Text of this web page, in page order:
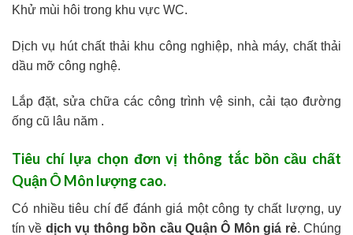
Khử mùi hôi trong khu vực WC.
Dịch vụ hút chất thải khu công nghiệp, nhà máy, chất thải
dầu mỡ công nghệ.
Lắp đặt, sửa chữa các công trình vệ sinh, cải tạo đường
ống cũ lâu năm .
Tiêu chí lựa chọn đơn vị thông tắc bồn cầu chất
Quận Ô Môn lượng cao.
Có nhiều tiêu chí để đánh giá một công ty chất lượng, uy
tín về dịch vụ thông bồn cầu Quận Ô Môn giá rẻ. Chúng